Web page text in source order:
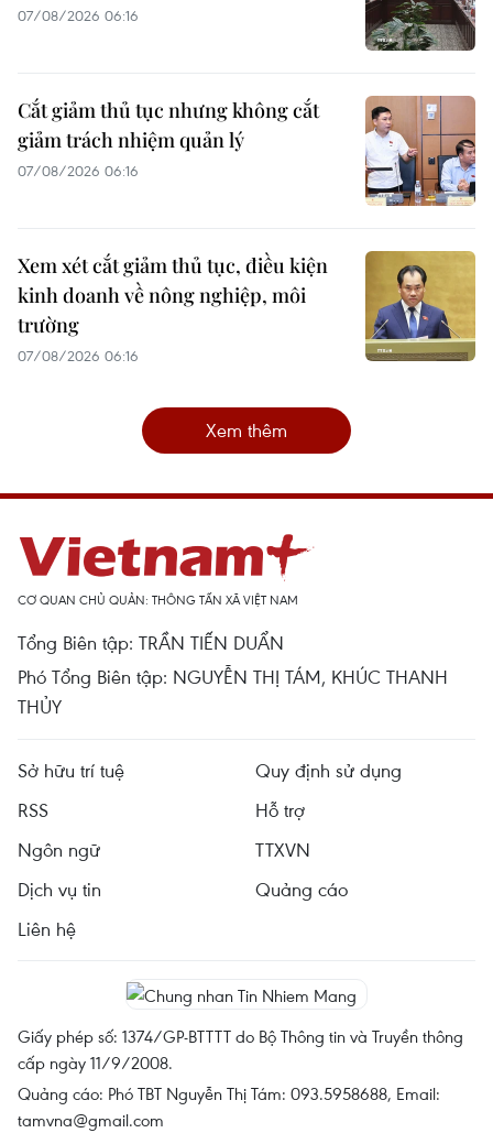
07/08/2026 06:16
Cắt giảm thủ tục nhưng không cắt
giảm trách nhiệm quản lý
07/08/2026 06:16
Xem xét cắt giảm thủ tục, điều kiện
kinh doanh về nông nghiệp, môi
trường
07/08/2026 06:16
Xem thêm
CƠ QUAN CHỦ QUẢN: THÔNG TẤN XÃ VIỆT NAM
Tổng Biên tập: TRẦN TIẾN DUẨN
Phó Tổng Biên tập: NGUYỄN THỊ TÁM, KHÚC THANH
THỦY
Sở hữu trí tuệ
Quy định sử dụng
RSS
Hỗ trợ
Ngôn ngữ
TTXVN
Dịch vụ tin
Quảng cáo
Liên hệ
Giấy phép số: 1374/GP-BTTTT do Bộ Thông tin và Truyền thông
cấp ngày 11/9/2008.
Quảng cáo: Phó TBT Nguyễn Thị Tám: 093.5958688, Email:
tamvna@gmail.com